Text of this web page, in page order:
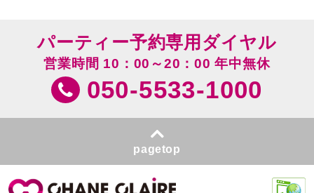
パーティー予約専用ダイヤル
営業時間 10：00～20：00 年中無休
050-5533-1000
pagetop